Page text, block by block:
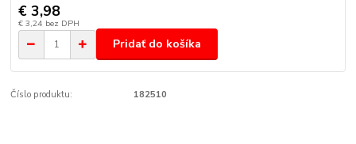
€ 3,98
€ 3,24 bez DPH
Pridať do košíka
Číslo produktu: 182510